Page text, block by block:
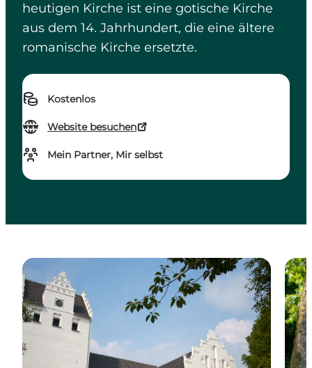
heutigen Kirche ist eine gotische Kirche
aus dem 14. Jahrhundert, die eine ältere
romanische Kirche ersetzte.
Kostenlos
Website besuchen
Mein Partner, Mir selbst